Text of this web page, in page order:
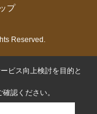
プ
Reserved.
ビス向上検討を目的と
確認ください。